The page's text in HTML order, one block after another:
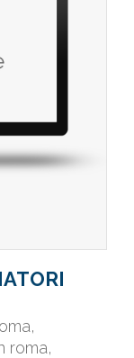
roma,